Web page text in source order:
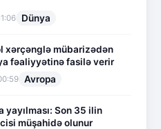
Dünya
xərçənglə mübarizədən
fəaliyyətinə fasilə verir
Avropa
yayılması: Son 35 ilin
müşahidə olunur